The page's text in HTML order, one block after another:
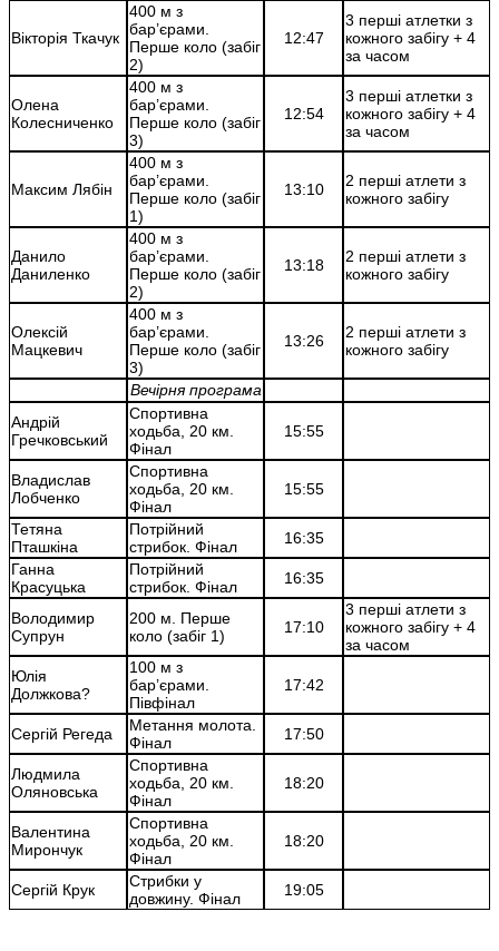
Вікторія Ткачук
400 м з
бар’єрами.
Перше коло (забіг
2)
12:47
3 перші атлетки з
кожного забігу + 4
за часом
Олена
Колесниченко
400 м з
бар’єрами.
Перше коло (забіг
3)
12:54
3 перші атлетки з
кожного забігу + 4
за часом
Максим Лябін
400 м з
бар’єрами.
Перше коло (забіг
1)
13:10
2 перші атлети з
кожного забігу
Данило
Даниленко
400 м з
бар’єрами.
Перше коло (забіг
2)
13:18
2 перші атлети з
кожного забігу
Олексій
Мацкевич
400 м з
бар’єрами.
Перше коло (забіг
3)
13:26
2 перші атлети з
кожного забігу
Вечірня програма
Андрій
Гречковський
Спортивна
ходьба, 20 км.
Фінал
15:55
Владислав
Лобченко
Спортивна
ходьба, 20 км.
Фінал
15:55
Тетяна
Пташкіна
Потрійний
стрибок. Фінал
16:35
Ганна
Красуцька
Потрійний
стрибок. Фінал
16:35
Володимир
Супрун
200 м. Перше
коло (забіг 1)
17:10
3 перші атлети з
кожного забігу + 4
за часом
Юлія
Должкова?
100 м з
бар’єрами.
Півфінал
17:42
Сергій Регеда
Метання молота.
Фінал
17:50
Людмила
Оляновська
Спортивна
ходьба, 20 км.
Фінал
18:20
Валентина
Мирончук
Спортивна
ходьба, 20 км.
Фінал
18:20
Сергій Крук
Стрибки у
довжину. Фінал
19:05